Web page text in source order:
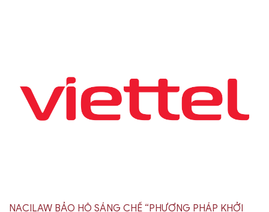
NACILAW BẢO HỘ SÁNG CHẾ “PHƯƠNG PHÁP KHỞI